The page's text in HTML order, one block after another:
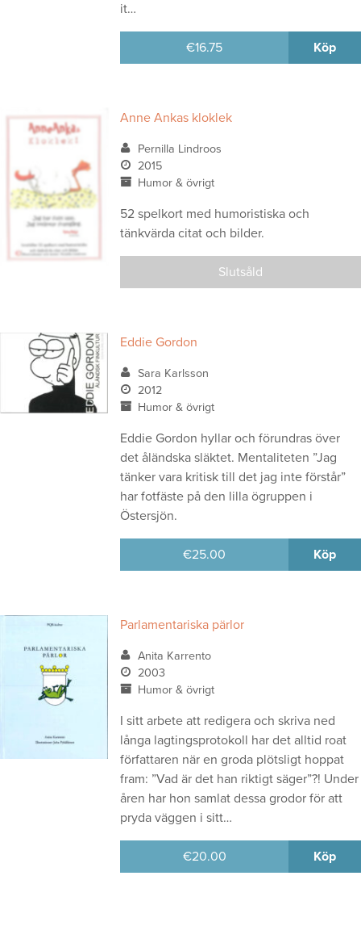
it…
€16.75 Köp
Anne Ankas kloklek
Pernilla Lindroos
2015
Humor & övrigt
52 spelkort med humoristiska och
tänkvärda citat och bilder.
Slutsåld
Eddie Gordon
Sara Karlsson
2012
Humor & övrigt
Eddie Gordon hyllar och förundras över
det åländska släktet. Mentaliteten ”Jag
tänker vara kritisk till det jag inte förstår”
har fotfäste på den lilla ögruppen i
Östersjön.
€25.00 Köp
Parlamentariska pärlor
Anita Karrento
2003
Humor & övrigt
I sitt arbete att redigera och skriva ned
långa lagtingsprotokoll har det alltid roat
författaren när en groda plötsligt hoppat
fram: ”Vad är det han riktigt säger”?! Under
åren har hon samlat dessa grodor för att
pryda väggen i sitt…
€20.00 Köp